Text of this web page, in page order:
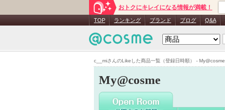
c__miさんのLikeした商品一覧（登録日時順） - My@cosme
おトクにキレイになる情報が満載！
TOP ランキング ブランド ブログ Q&A
My@cosme
c__miさん